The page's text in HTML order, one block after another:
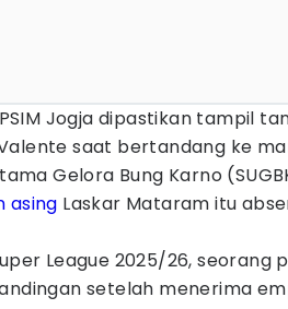
Jogja dipastikan tampil
saat bertandang ke
Gelora Bung Karno
asing Laskar Mataram itu
League 2025/26, seorang
setelah menerima